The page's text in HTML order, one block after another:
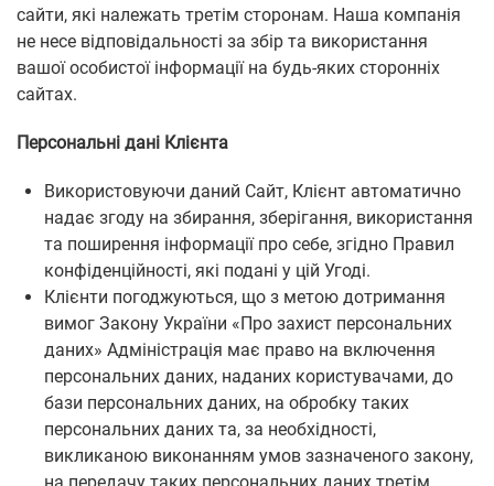
сайти, які належать третім сторонам. Наша компанія
не несе відповідальності за збір та використання
вашої особистої інформації на будь-яких сторонніх
сайтах.
Персональні дані Клієнта
Використовуючи даний Сайт, Клієнт автоматично
надає згоду на збирання, зберігання, використання
та поширення інформації про себе, згідно Правил
конфіденційності, які подані у цій Угоді.
Клієнти погоджуються, що з метою дотримання
вимог Закону України «Про захист персональних
даних» Адміністрація має право на включення
персональних даних, наданих користувачами, до
бази персональних даних, на обробку таких
персональних даних та, за необхідності,
викликаною виконанням умов зазначеного закону,